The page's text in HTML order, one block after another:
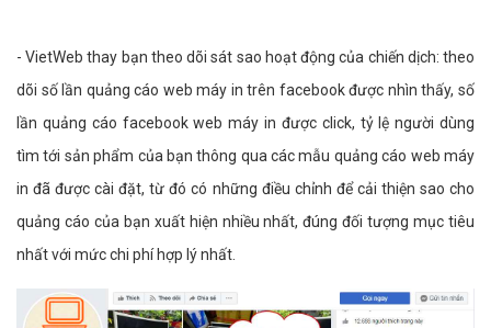
- VietWeb thay bạn theo dõi sát sao hoạt động của chiến dịch: theo
dõi số lần quảng cáo web máy in trên facebook được nhìn thấy, số
lần quảng cáo facebook web máy in được click, tỷ lệ người dùng
tìm tới sản phẩm của bạn thông qua các mẫu quảng cáo web máy
in đã được cài đặt, từ đó có những điều chỉnh để cải thiện sao cho
quảng cáo của bạn xuất hiện nhiều nhất, đúng đối tượng mục tiêu
nhất với mức chi phí hợp lý nhất.